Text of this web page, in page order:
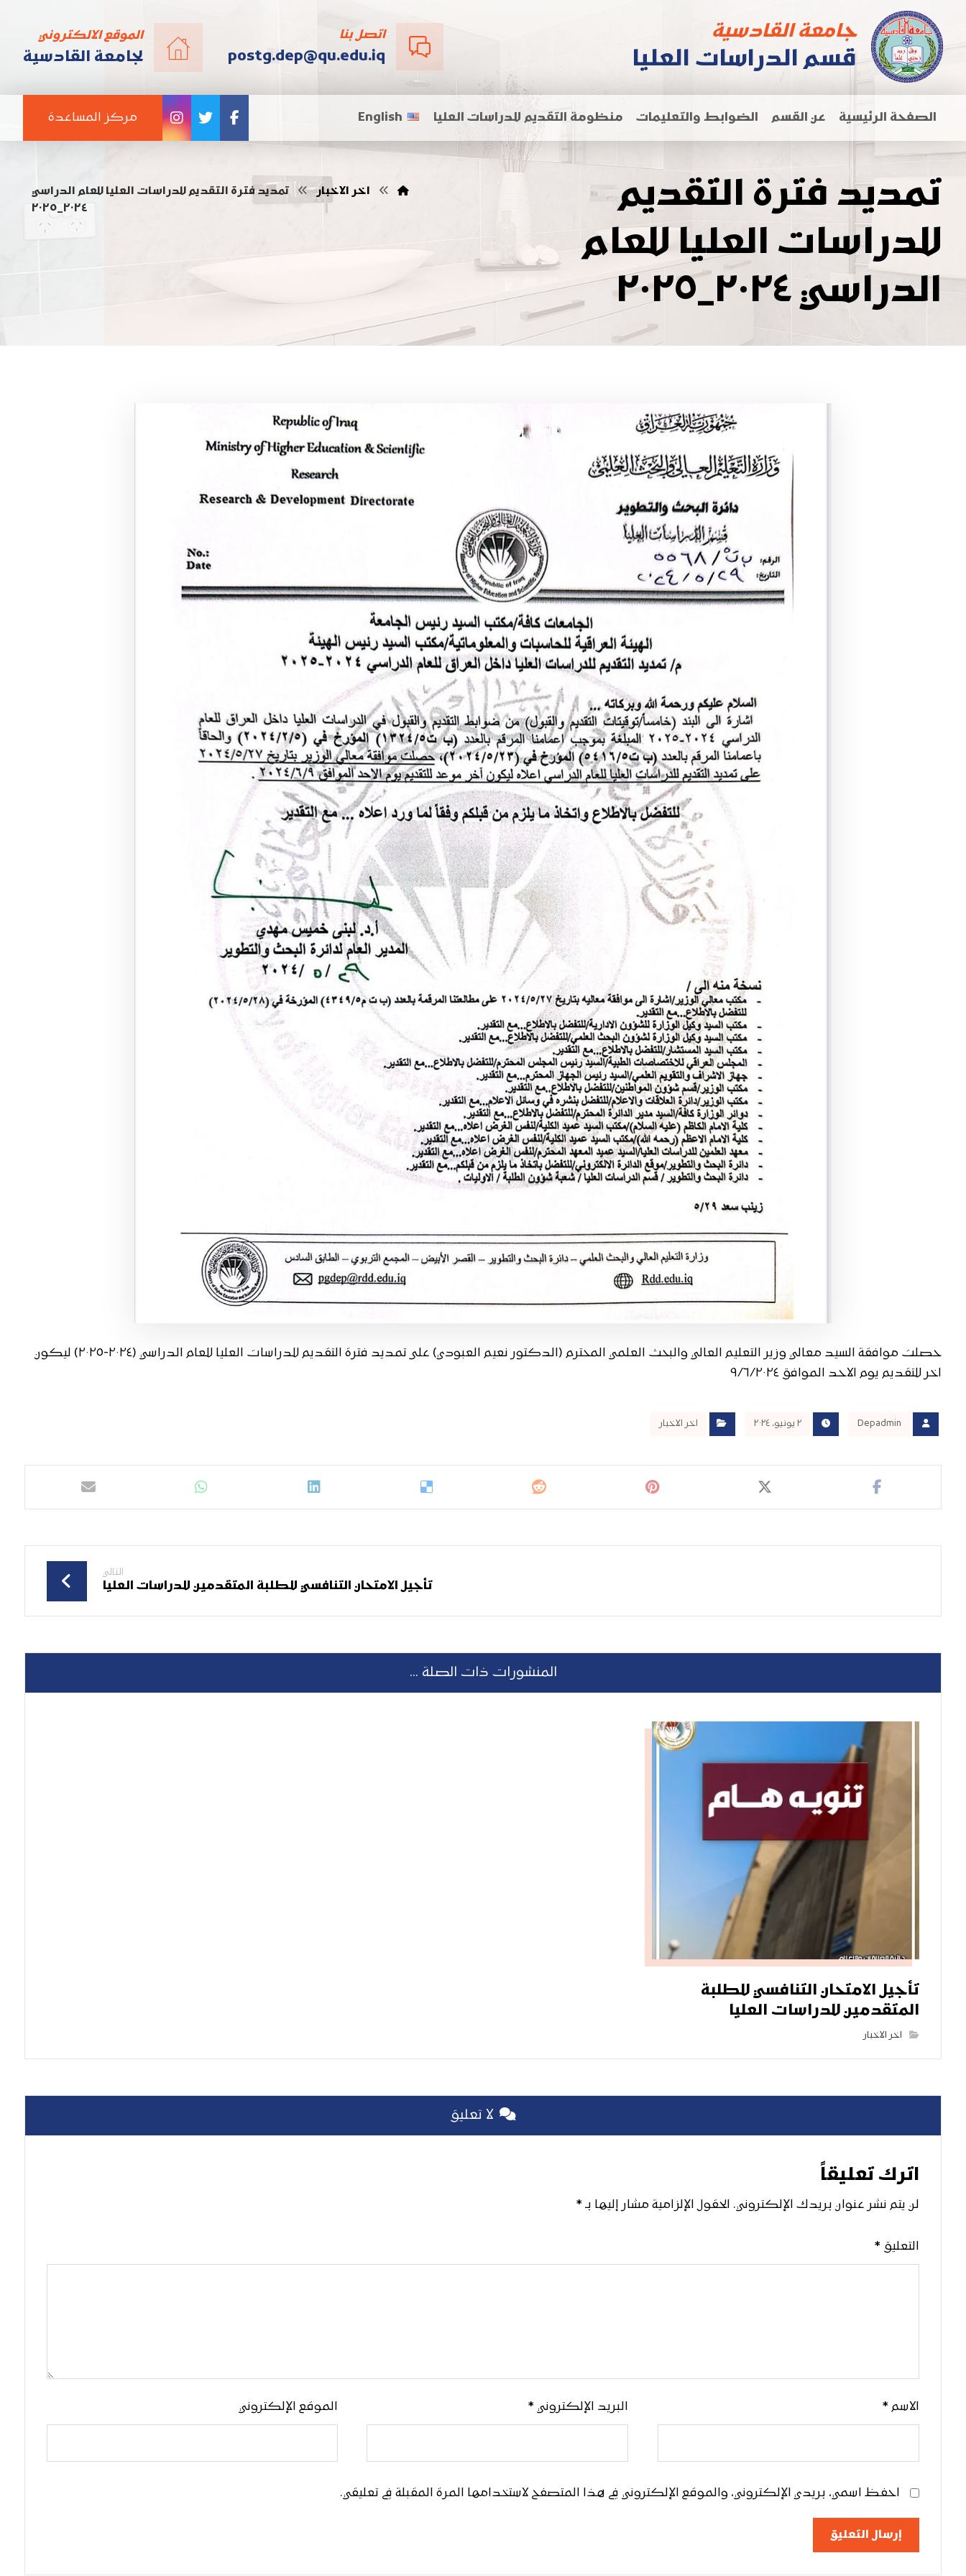
جامعة القادسية
قسم الدراسات العليا
الموقع الالكتروني
لجامعة القادسية
اتصل بنا
postg.dep@qu.edu.iq
الصفحة الرئيسية عن القسم الضوابط والتعليمات منظومة التقديم للدراسات العليا English مركز المساعدة
تمديد فترة التقديم
للدراسات العليا للعام
الدراسي ٢٠٢٤_٢٠٢٥
اخر الاخبار
تمديد فترة التقديم للدراسات العليا للعام الدراسي
٢٠٢٤_٢٠٢٥
حصلت موافقة السيد معالي وزير التعليم العالي والبحث العلمي المحترم (الدكتور نعيم العبودي) على تمديد فترة التقديم للدراسات العليا للعام الدراسي (٢٠٢٤-٢٠٢٥) ليكون
اخر للتقديم يوم الاحد الموافق ٩/٦/٢٠٢٤
Depadmin ٢ يونيو، ٢٠٢٤ اخر الاخبار
التالي
تأجيل الامتحان التنافسي للطلبة المتقدمين للدراسات العليا
المنشورات ذات الصلة ...
تأجيل الامتحان التنافسي للطلبة
المتقدمين للدراسات العليا
اخر الاخبار
لا تعليق
اترك تعليقاً
لن يتم نشر عنوان بريدك الإلكتروني. الحقول الإلزامية مشار إليها بـ *
التعليق *
الاسم * البريد الإلكتروني * الموقع الإلكتروني
احفظ اسمي، بريدي الإلكتروني، والموقع الإلكتروني في هذا المتصفح لاستخدامها المرة المقبلة في تعليقي.
إرسال التعليق